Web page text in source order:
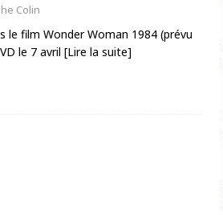
Colin
le film Wonder Woman 1984 (prévu
le 7 avril [Lire la suite]